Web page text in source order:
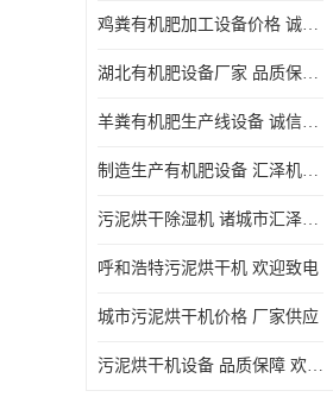
鸡粪有机肥加工设备价格 诚信卖家 致电了解
湖北有机肥设备厂家 品质保障 欢迎咨询
羊粪有机肥生产线设备 诚信卖家 致电了解
制造生产有机肥设备 汇泽机械 免费报价
污泥烘干除湿机 诸城市汇泽机械有限公司
呼和浩特污泥烘干机 欢迎致电
城市污泥烘干机价格 厂家供应
污泥烘干机设备 品质保障 欢迎咨询